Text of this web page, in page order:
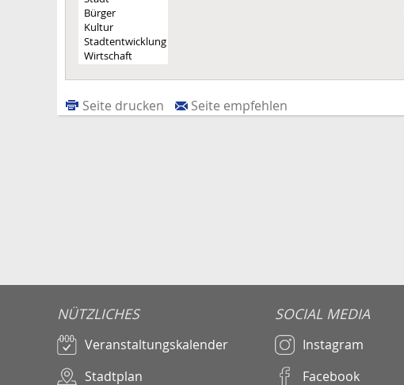
Seite drucken Seite empfehlen
NÜTZLICHES
Veranstaltungskalender
Stadtplan
SOCIAL MEDIA
Instagram
Facebook